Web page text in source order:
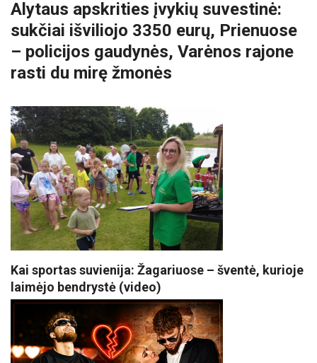
Alytaus apskrities įvykių suvestinė:
sukčiai išviliojo 3350 eurų, Prienuose
– policijos gaudynės, Varėnos rajone
rasti du mirę žmonės
Kai sportas suvienija: Žagariuose – šventė, kurioje
laimėjo bendrystė (video)